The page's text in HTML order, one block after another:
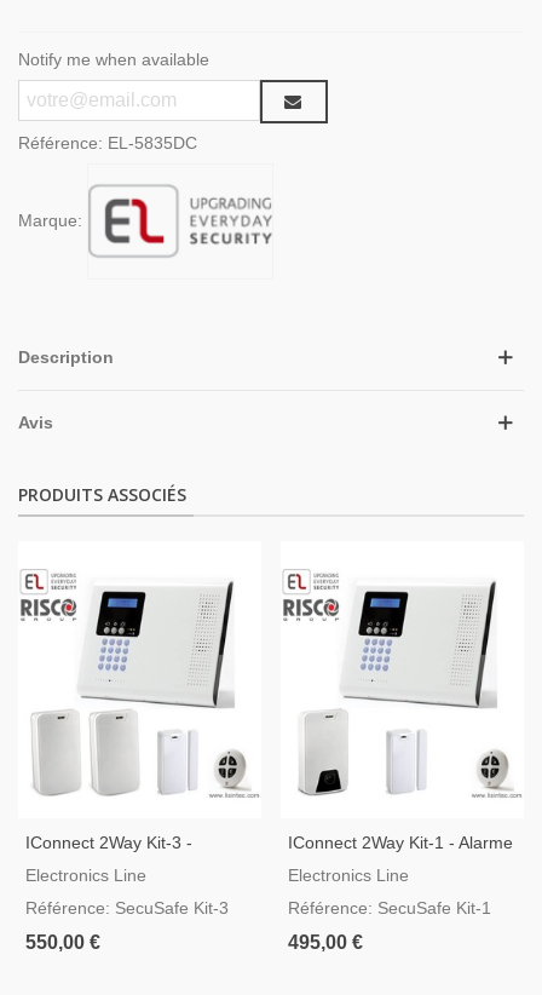
Notify me when available
Référence: EL-5835DC
Marque:
Description
Avis
PRODUITS ASSOCIÉS
IConnect 2Way Kit-3 -
Système D'alarme Sans Fil
Vérification Vidéo
Electronics Line
Référence: SecuSafe Kit-3
550,00 €
IConnect 2Way Kit-1 - Alarme
D'intrusion Sans Fil Avec
Electronics Line
Référence: SecuSafe Kit-1
495,00 €